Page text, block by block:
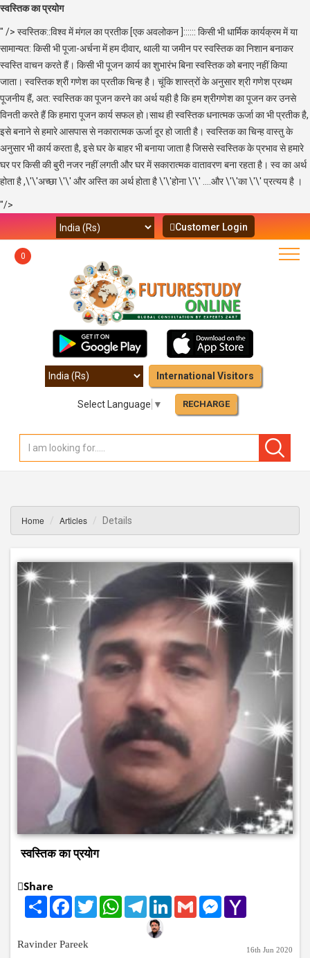
स्वस्तिक का प्रयोग
" /> स्वस्तिक::विश्व में मंगल का प्रतीक [एक अवलोकन ]:::::: किसी भी धार्मिक कार्यक्रम में या
सामान्यत: किसी भी पूजा-अर्चना में हम दीवार, थाली या जमीन पर स्वस्तिक का निशान बनाकर
स्वस्ति वाचन करते हैं। किसी भी पूजन कार्य का शुभारंभ बिना स्वस्तिक को बनाए नहीं किया
जाता। स्वस्तिक श्री गणेश का प्रतीक चिन्ह है। चूंकि शास्त्रों के अनुसार श्री गणेश प्रथम
पूजनीय हैं, अत: स्वस्तिक का पूजन करने का अर्थ यही है कि हम श्रीगणेश का पूजन कर उनसे
विनती करते हैं कि हमारा पूजन कार्य सफल हो।साथ ही स्वस्तिक धनात्मक ऊर्जा का भी प्रतीक है,
इसे बनाने से हमारे आसपास से नकारात्मक ऊर्जा दूर हो जाती है। स्वस्तिक का चिन्ह वास्तु के
अनुसार भी कार्य करता है, इसे घर के बाहर भी बनाया जाता है जिससे स्वस्तिक के प्रभाव से हमारे
घर पर किसी की बुरी नजर नहीं लगती और घर में सकारात्मक वातावरण बना रहता है। स्व का अर्थ
होता है ,\'\'अच्छा \'\' और अस्ति का अर्थ होता है \'\'होना \'\' ....और \'\'का \'\' प्रत्यय है ।
"/>
Customer Login
0
International Visitors
Select Language ▼ RECHARGE
Home Articles Details
स्वस्तिक का प्रयोग
Share
Share Facebook
TwitterWhatsAppTelegramLinkedInGmail Messenger
Ravinder Pareek 16th Jun 2020